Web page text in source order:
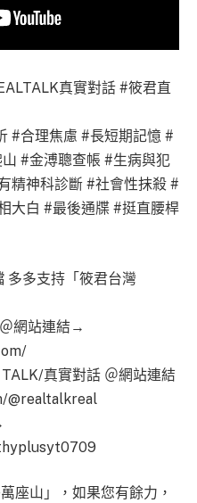
真實對話 #筱君直
#合理焦慮 #長短期記憶 #
#金溥聰查帳 #生病與犯
精神科診斷 #社會性抹殺 #
大白 #最後通牒 #挺直腰桿
多支持「筱君台灣
網站連結→
真實對話 ＠網站連結
@realtalkreal
座山」，如果您有餘力，